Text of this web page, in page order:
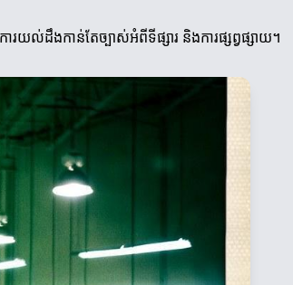
រយល់ដឹងកាន់តែច្បាស់អំពីទីផ្សារ និងការផ្សព្វផ្សាយ។